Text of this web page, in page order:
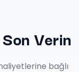
Son Verin
bağlı